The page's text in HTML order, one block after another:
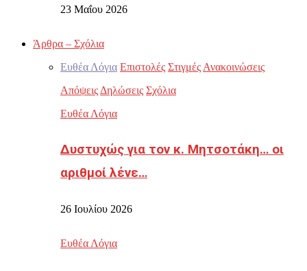
23 Μαΐου 2026
Άρθρα – Σχόλια
Ευθέα Λόγια Επιστολές Στιγμές Ανακοινώσεις
Απόψεις Δηλώσεις Σχόλια
Ευθέα Λόγια
Δυστυχώς για τον κ. Μητσοτάκη… οι
αριθμοί λένε…
26 Ιουλίου 2026
Ευθέα Λόγια